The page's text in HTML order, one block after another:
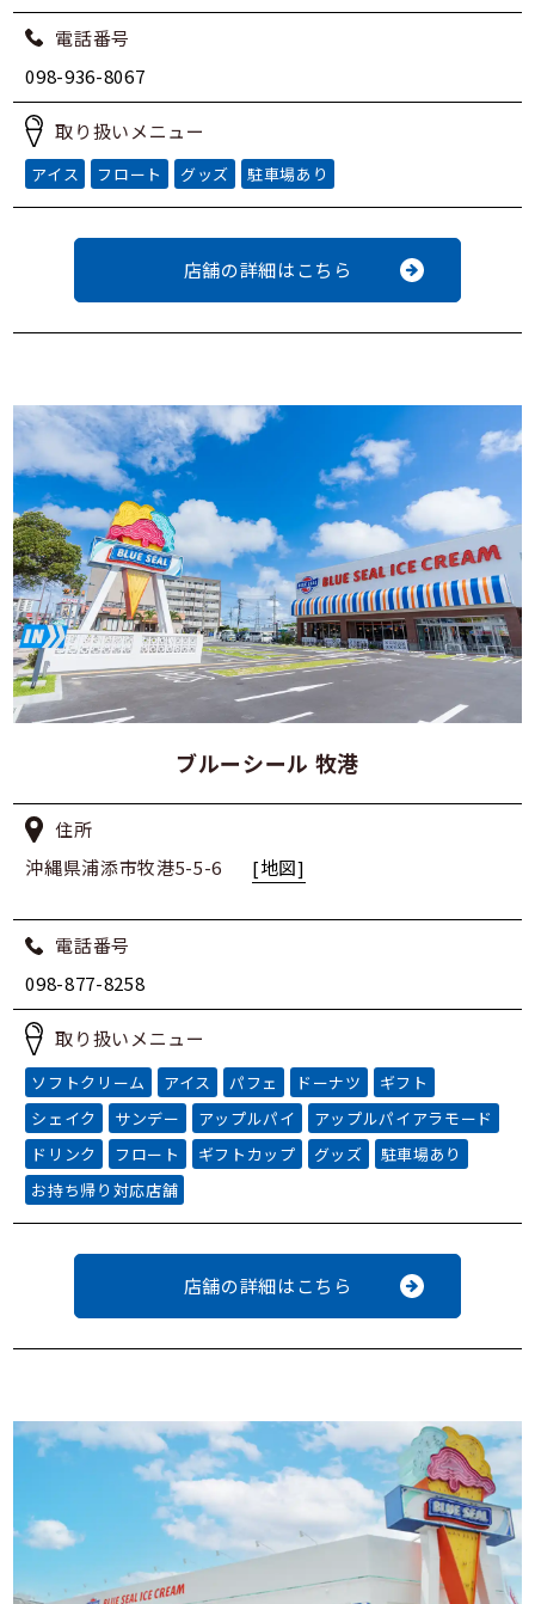
電話番号
098-936-8067
取り扱いメニュー
アイス フロート グッズ 駐車場あり
店舗の詳細はこちら
ブルーシール 牧港
住所
沖縄県浦添市牧港5-5-6
[地図]
電話番号
098-877-8258
取り扱いメニュー
ソフトクリーム アイス パフェ ドーナツ
ギフト
シェイク
サンデー アップルパイ
アップルパイアラモード
ドリンク
フロート ギフトカップ グッズ
駐車場あり
お持ち帰り対応店舗
店舗の詳細はこちら